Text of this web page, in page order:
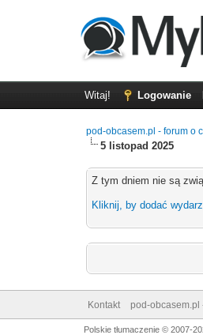
Witaj! Logowanie
pod-obcasem.pl - forum o
5 listopad 2025
Z tym dniem nie są
Kliknij, by dodać
Kontakt pod-obcasem.pl
Polskie tłumaczenie © 2007-